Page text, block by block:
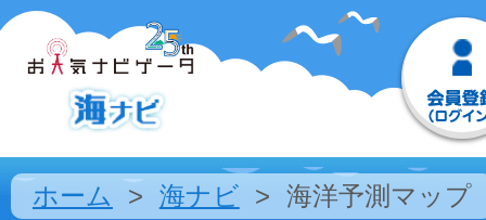
ホーム 海ナビ 海洋予測マップ